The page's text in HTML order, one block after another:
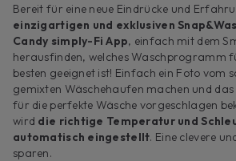
Bereit für eine neue Eindrücke und
einzigartigen und exklusiven
Candy simply-Fi App, einfach mit dem
herausfinden, welches Waschprogramm
besten geeignet ist! Einfach ein Foto vom
gemixten Wäschehaufen machen und
für die perfekte Wäsche vorgeschlagen
wird die richtige Temperatur und
automatisch eingestellt. Eine clevere
sparen.